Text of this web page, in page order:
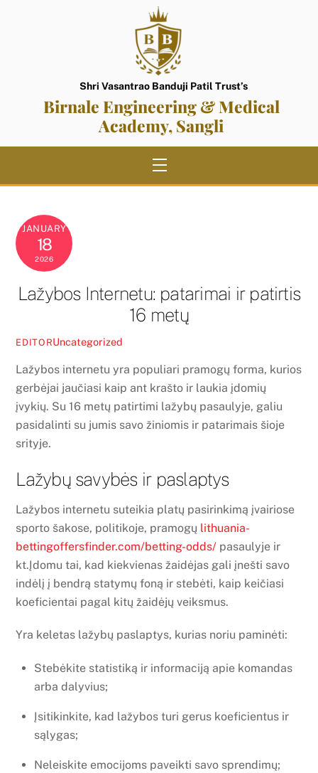
Shri Vasantrao Banduji Patil Trust’s
Birnale Engineering & Medical
Academy, Sangli
Menu
JANUARY
18
2026
Lažybos Internetu: patarimai ir patirtis
16 metų
EDITORUncategorized
Lažybos internetu yra populiari pramogų forma, kurios
gerbėjai jaučiasi kaip ant krašto ir laukia įdomių
įvykių. Su 16 metų patirtimi lažybų pasaulyje, galiu
pasidalinti su jumis savo žiniomis ir patarimais šioje
srityje.
Lažybų savybės ir paslaptys
Lažybos internetu suteikia platų pasirinkimą įvairiose
sporto šakose, politikoje, pramogų lithuania-
bettingoffersfinder.com/betting-odds/ pasaulyje ir
kt.Įdomu tai, kad kiekvienas žaidėjas gali įnešti savo
indėlį į bendrą statymų foną ir stebėti, kaip keičiasi
koeficientai pagal kitų žaidėjų veiksmus.
Yra keletas lažybų paslaptys, kurias noriu paminėti:
Stebėkite statistiką ir informaciją apie komandas
arba dalyvius;
Įsitikinkite, kad lažybos turi gerus koeficientus ir
sąlygas;
Neleiskite emocijoms paveikti savo sprendimų;